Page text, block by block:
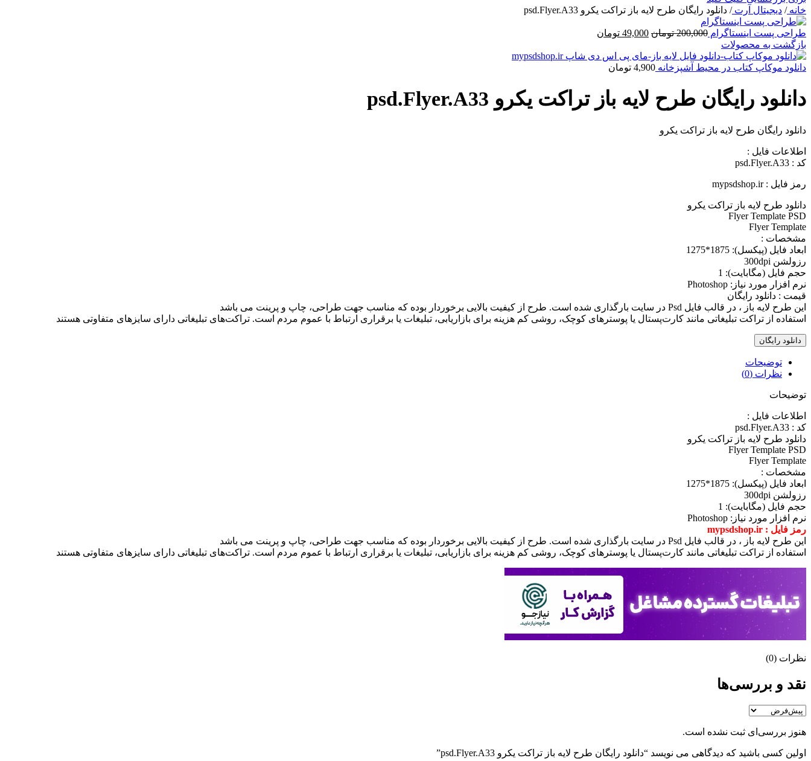
خانه/ دیجیتال آرت/ دانلود رایگان طرح لايه باز تراکت یکرو psd.Flyer.A33
طراحی پست اینستاگرام 200,000 تومان قیمت
200,000 تومان
بود.
49,000 تومان
49,000 تومان
بازگشت به محصولات
دانلود موکاپ کتاب در محیط آشپزخانه 4,900 تومان
دانلود رایگان طرح لايه باز تراکت یکرو psd.Flyer.A33
دانلود رایگان طرح لايه باز تراکت یکرو
اطلاعات فايل :
کد : psd.Flyer.A33
رمز فایل : mypsdshop.ir
دانلود طرح لايه باز تراکت یکرو
Flyer Template PSD
Flyer Template
مشخصات :
ابعاد فايل (پيکسل): 1875*1275
رزولشن 300dpi
حجم فايل (مگابايت): 1
نرم افزار مورد نياز: Photoshop
قیمت : دانلود رایگان
اين طرح لايه باز ، در قالب فايل Psd در سايت بارگذاری شده است. طرح از کيفيت بالایی برخوردار بوده که مناسب جهت طراحی، چاپ و پرينت می باشد
استفاده از تراکت تبلیغاتی مانند کارت‌پستال یا پوسترهای کوچک، روشی کم هزینه برای بازاریابی، تبلیغات یا برقراری ارتباط با عموم مردم است. تراکت‌های تبلیغاتی دارای سایزهای متفاوتی هستند
دانلود رایگان
توضیحات
نظرات (0)
توضیحات
اطلاعات فايل :
کد : psd.Flyer.A33
دانلود طرح لايه باز تراکت یکرو
Flyer Template PSD
Flyer Template
مشخصات :
ابعاد فايل (پيکسل): 1875*1275
رزولشن 300dpi
حجم فايل (مگابايت): 1
نرم افزار مورد نياز: Photoshop
رمز فایل : mypsdshop.ir
اين طرح لايه باز ، در قالب فايل Psd در سايت بارگذاری شده است. طرح از کيفيت بالایی برخوردار بوده که مناسب جهت طراحی، چاپ و پرينت می باشد
استفاده از تراکت تبلیغاتی مانند کارت‌پستال یا پوسترهای کوچک، روشی کم هزینه برای بازاریابی، تبلیغات یا برقراری ارتباط با عموم مردم است. تراکت‌های تبلیغاتی دارای سایزهای متفاوتی هستند
نظرات (0)
نقد و بررسی‌ها
هنوز بررسی‌ای ثبت نشده است.
اولین کسی باشید که دیدگاهی می نویسد “دانلود رایگان طرح لايه باز تراکت یکرو psd.Flyer.A33”